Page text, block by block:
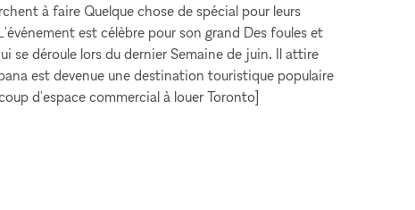
à faire Quelque chose de spécial pour leurs
est célèbre pour son grand Des foules et
se déroule lors du dernier Semaine de juin. Il attire
est devenue une destination touristique populaire
d'espace commercial à louer Toronto]